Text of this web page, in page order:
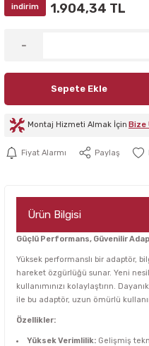
indirim 1.904,34 TL
Sepete Ekle
Montaj Hizmeti Almak İçin Bize
Fiyat Alarmı Paylaş
Ürün Bilgisi
Güçlü Performans, Güvenilir
Yüksek performanslı bir adaptör,
hareket özgürlüğü sunar. Yeni
kullanımınızı kolaylaştırın.
ile bu adaptör, uzun ömürlü
Özellikler:
Yüksek Verimlilik: Gelişmiş